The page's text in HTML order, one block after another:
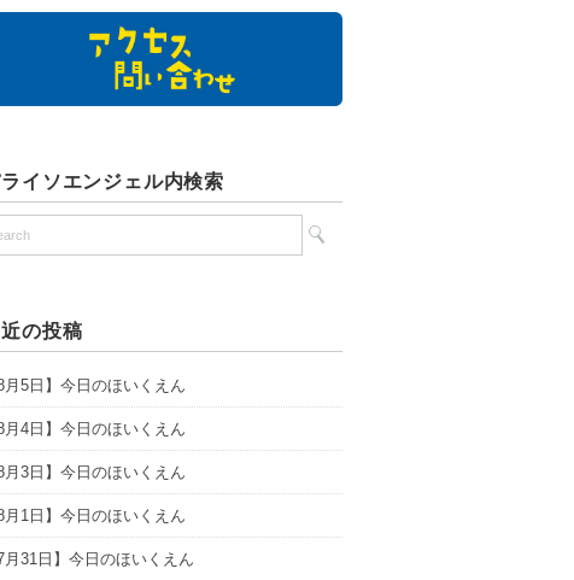
イソエンジェル内検索
の投稿
8月5日】今日のほいくえん
8月4日】今日のほいくえん
8月3日】今日のほいくえん
8月1日】今日のほいくえん
7月31日】今日のほいくえん